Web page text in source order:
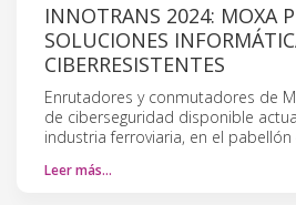
INNOTRANS 2024: MOXA
SOLUCIONES
CIBERRESISTENTES
Enrutadores y conmutadores de
de ciberseguridad disponible
industria ferroviaria, en el pabellón
Leer más…